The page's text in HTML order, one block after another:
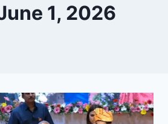
1, 2026